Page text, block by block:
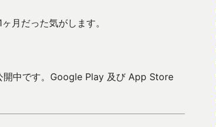
月だった気がします。
開中です。Google Play 及び App Store